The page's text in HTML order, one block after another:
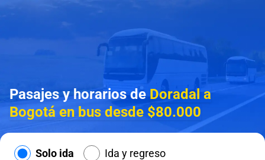
Pasajes y horarios deDoradal a
Bogotá en bus desde $80.000
Solo ida Ida y regreso